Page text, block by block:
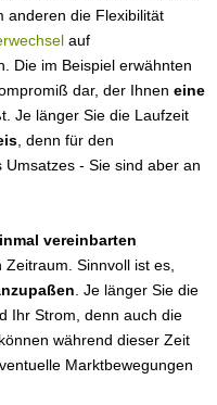
anderen die Flexibilität
auf
Die im Beispiel erwähnten
dar, der Ihnen eine
Je länger Sie die Laufzeit
, denn für den
- Sie sind aber an
vereinbarten
Sinnvoll ist es,
. Je länger Sie die
Ihr Strom, denn auch die
während dieser Zeit
Marktbewegungen